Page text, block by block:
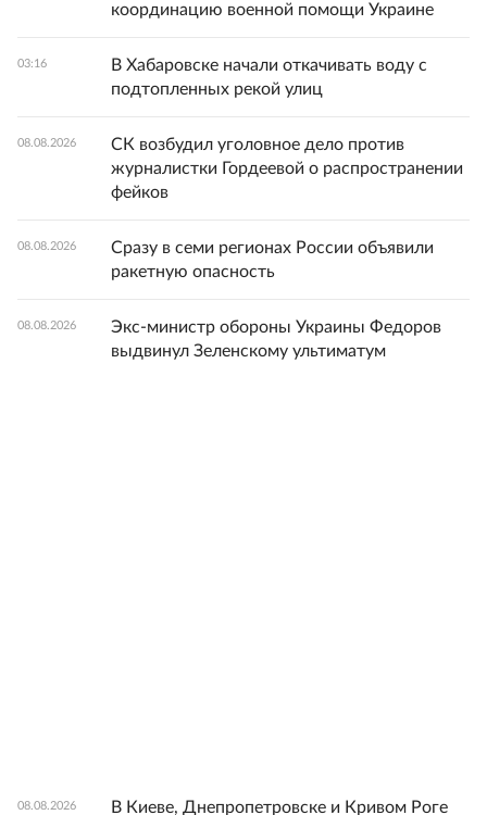
координацию военной помощи Украине
03:16
В Хабаровске начали откачивать воду с
подтопленных рекой улиц
08.08.2026
СК возбудил уголовное дело против
журналистки Гордеевой о распространении
фейков
08.08.2026
Сразу в семи регионах России объявили
ракетную опасность
08.08.2026
Экс-министр обороны Украины Федоров
выдвинул Зеленскому ультиматум
08.08.2026
В Киеве, Днепропетровске и Кривом Роге